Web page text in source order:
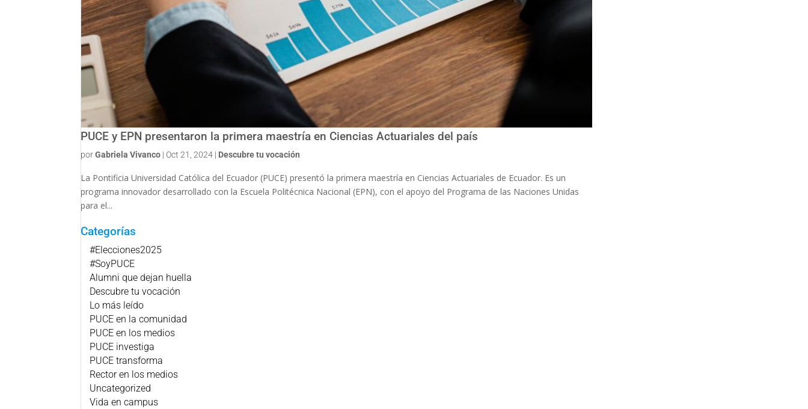
PUCE y EPN presentaron la primera maestría en Ciencias Actuariales del país
porGabriela Vivanco | Oct 21, 2024 | Descubre tu vocación
La Pontificia Universidad Católica del Ecuador (PUCE) presentó la primera maestría en Ciencias Actuariales de Ecuador. Es un
programa innovador desarrollado con la Escuela Politécnica Nacional (EPN), con el apoyo del Programa de las Naciones Unidas
para el...
Categorías
#Elecciones2025
#SoyPUCE
Alumni que dejan huella
Descubre tu vocación
Lo más leído
PUCE en la comunidad
PUCE en los medios
PUCE investiga
PUCE transforma
Rector en los medios
Uncategorized
Vida en campus